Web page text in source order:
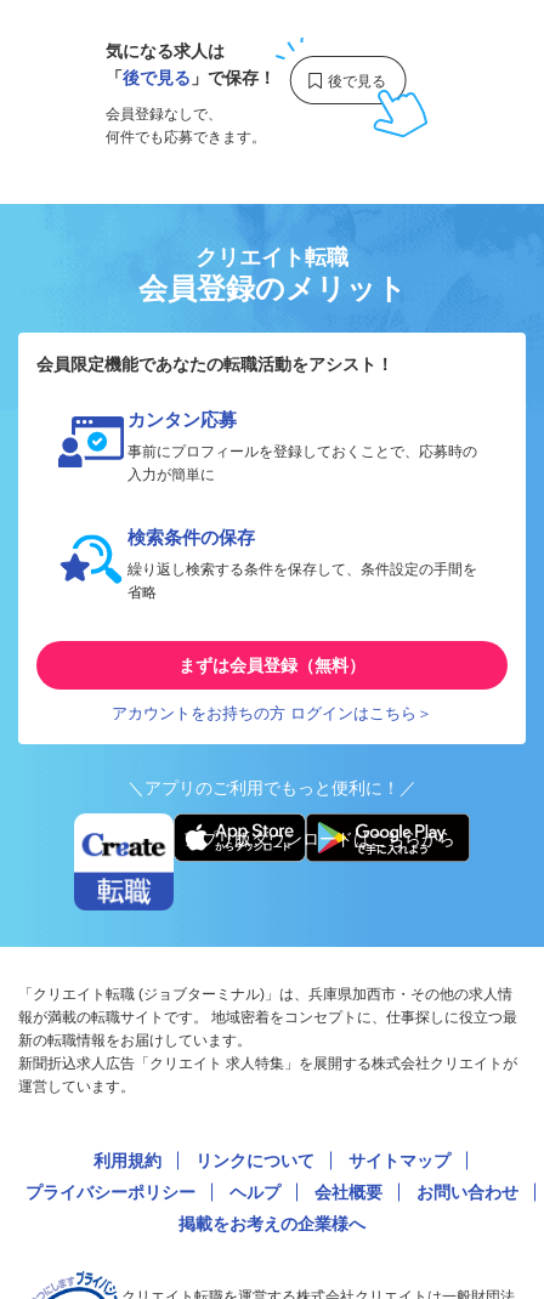
気になる求人は
「後で見る 」で保存！
会員登録なしで、
何件でも応募できます。
クリエイト転職
会員登録のメリット
会員限定機能であなたの転職活動をアシスト！
カンタン応募
事前にプロフィールを登録しておくことで、応募時の
入力が簡単に
検索条件の保存
繰り返し検索する条件を保存して、条件設定の手間を
省略
まずは会員登録（無料）
アカウントをお持ちの方 ログインはこちら＞
＼アプリのご利用でもっと便利に！／
アプリ版ダウンロードはこちらから
「クリエイト転職 (ジョブターミナル)」は、兵庫県加西市・その他の求人情
報が満載の転職サイトです。 地域密着をコンセプトに、仕事探しに役立つ最
新の転職情報をお届けしています。
新聞折込求人広告「クリエイト 求人特集」を展開する株式会社クリエイトが
運営しています。
利用規約 リンクについて
サイトマップ
プライバシーポリシー
ヘルプ 会社概要
お問い合わせ
掲載をお考えの企業様へ